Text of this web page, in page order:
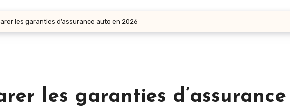
les garanties d’assurance auto en 2026
les garanties d’assurance